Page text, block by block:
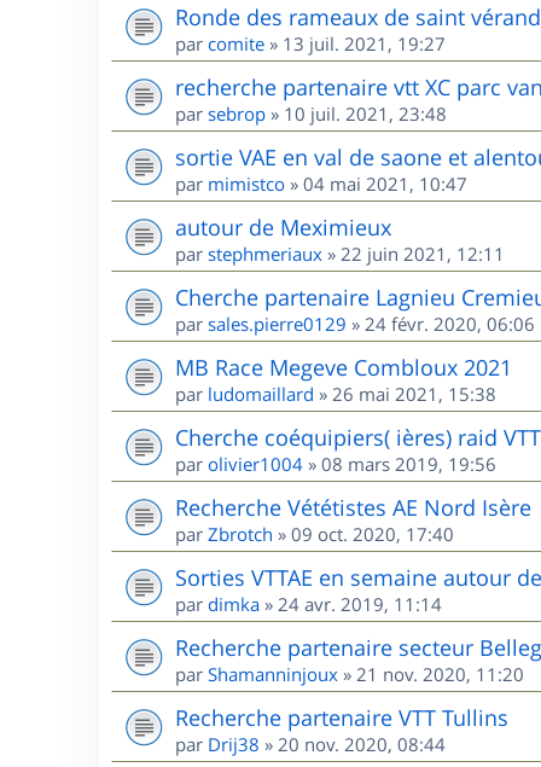
Ronde des rameaux de saint
par comite » 13 juil. 2021, 19:27
recherche partenaire vtt XC parc
par sebrop » 10 juil. 2021, 23:48
sortie VAE en val de saone et
par mimistco » 04 mai 2021, 10:47
autour de Meximieux
par stephmeriaux » 22 juin 2021, 12:11
Cherche partenaire Lagnieu
par sales.pierre0129 » 24 févr. 2020, 06:06
MB Race Megeve Combloux 2021
par ludomaillard » 26 mai 2021, 15:38
Cherche coéquipiers( ières) raid
par olivier1004 » 08 mars 2019, 19:56
Recherche Vététistes AE Nord Isère
par Zbrotch » 09 oct. 2020, 17:40
Sorties VTTAE en semaine autour
par dimka » 24 avr. 2019, 11:14
Recherche partenaire secteur
par Shamanninjoux » 21 nov. 2020, 11:20
Recherche partenaire VTT Tullins
par Drij38 » 20 nov. 2020, 08:44